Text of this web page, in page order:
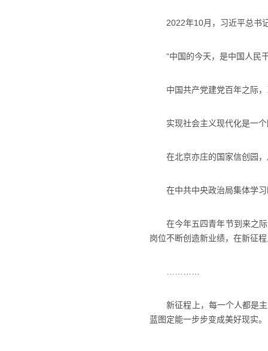
2022年10月，习近平总书记
“中国的今天，是中国人民干
中国共产党建党百年之际，
实现社会主义现代化是一个
在北京亦庄的国家信创园，
在中共中央政治局集体学习
在今年五四青年节到来之际
岗位不断创造新业绩，在新征
新征程上，每一个人都是主
蓝图定能一步步变成美好现实。